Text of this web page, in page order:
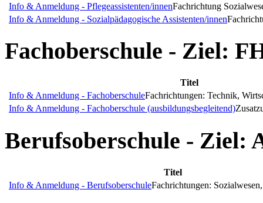
Info & Anmeldung - Pflegeassistenten/innenFachrichtung
Info & Anmeldung - Sozialpädagogische Assistenten/innen
Fachoberschule - Ziel:
Titel
Info & Anmeldung - FachoberschuleFachrichtungen: Technik,
Info & Anmeldung - Fachoberschule (ausbildungsbegleitend)
Berufsoberschule - Ziel:
Titel
Info & Anmeldung - BerufsoberschuleFachrichtungen: